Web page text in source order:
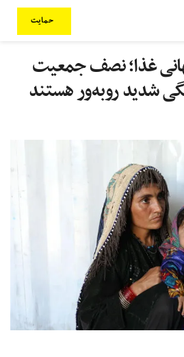
حمایت
غذا؛ نصف جمعیت
شدید روبه‌ور هستند